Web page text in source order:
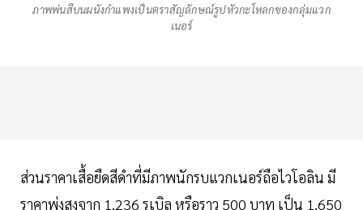
ภาพพ่นสีบนผนังกำแพงเป็นตราสัญลักษณ์รูปหัวกะโหลกของกลุ่มแวก
เนอร์
ส่วนราคาเสื้อยืดสีดำที่มีภาพนักรบแวกเนอร์ถือไวโอลิน มี
ราคาพุ่งสูงจาก 1,236 รูเบิล หรือราว 500 บาท เป็น 1,650